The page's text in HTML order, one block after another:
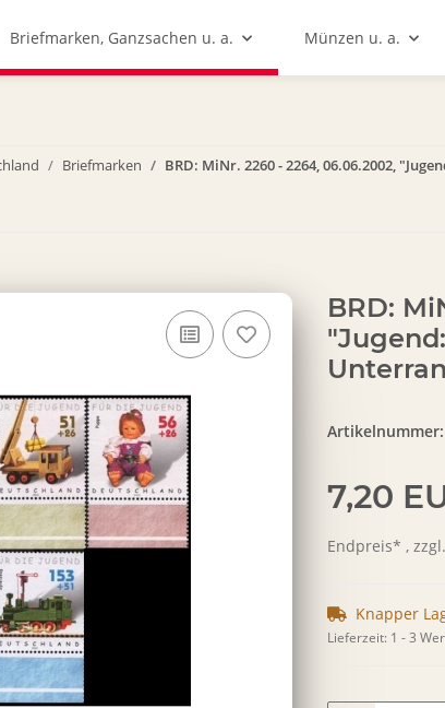
Briefmarken, Ganzsachen u. a. Münzen u. a.
Briefmarken BRD: MiNr. 2260 - 2264, 06.06.2002,
BRD:
Artikelnummer:
7,20
Endpreis* , zzgl.
Knapper
Lieferzeit: 1 - 3